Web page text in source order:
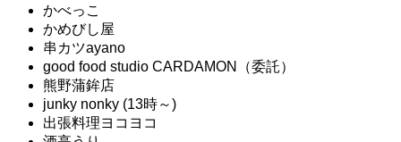
かべっこ
かめびし屋
串カツayano
good food studio CARDAMON（委託）
熊野蒲鉾店
junky nonky (13時～)
出張料理ヨコヨコ